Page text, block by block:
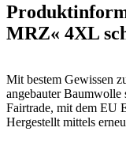
MRZ« 4XL
Mit bestem Gewissen
angebauter
Fairtrade, mit dem EU
Hergestellt mittels